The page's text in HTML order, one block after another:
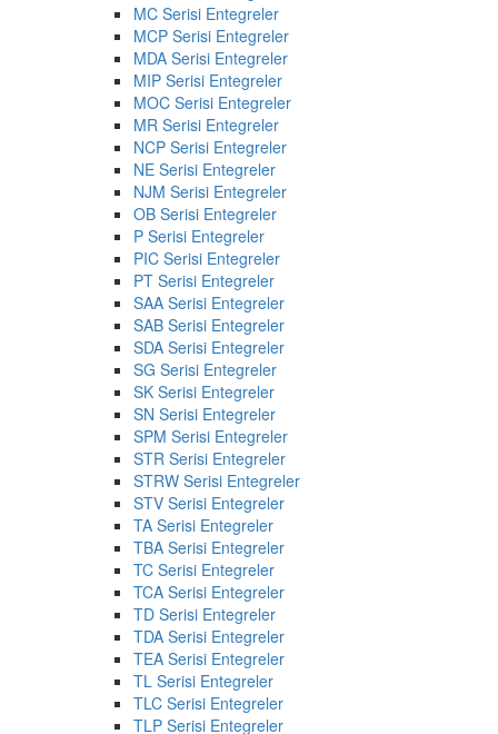
MC Serisi Entegreler
MCP Serisi Entegreler
MDA Serisi Entegreler
MIP Serisi Entegreler
MOC Serisi Entegreler
MR Serisi Entegreler
NCP Serisi Entegreler
NE Serisi Entegreler
NJM Serisi Entegreler
OB Serisi Entegreler
P Serisi Entegreler
PIC Serisi Entegreler
PT Serisi Entegreler
SAA Serisi Entegreler
SAB Serisi Entegreler
SDA Serisi Entegreler
SG Serisi Entegreler
SK Serisi Entegreler
SN Serisi Entegreler
SPM Serisi Entegreler
STR Serisi Entegreler
STRW Serisi Entegreler
STV Serisi Entegreler
TA Serisi Entegreler
TBA Serisi Entegreler
TC Serisi Entegreler
TCA Serisi Entegreler
TD Serisi Entegreler
TDA Serisi Entegreler
TEA Serisi Entegreler
TL Serisi Entegreler
TLC Serisi Entegreler
TLP Serisi Entegreler